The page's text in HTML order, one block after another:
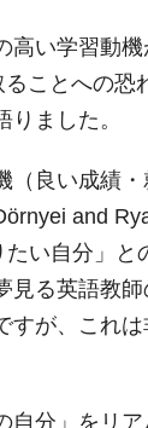
い学習動
ことへの恐
ました。
良い成績
and
い自分」と
る英語教
すが、これ
自分」をリ